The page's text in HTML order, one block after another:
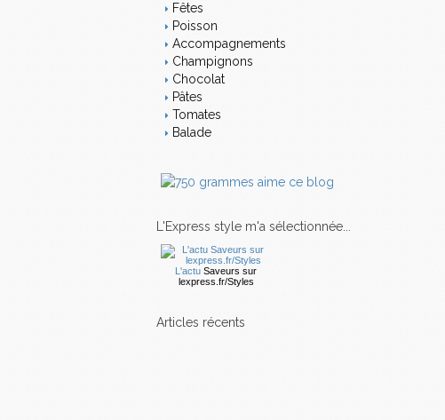
Fêtes
Poisson
Accompagnements
Champignons
Chocolat
Pâtes
Tomates
Balade
L'Express style m'a sélectionnée...
L'actu Saveurs sur
lexpress.fr/Styles
articles récents